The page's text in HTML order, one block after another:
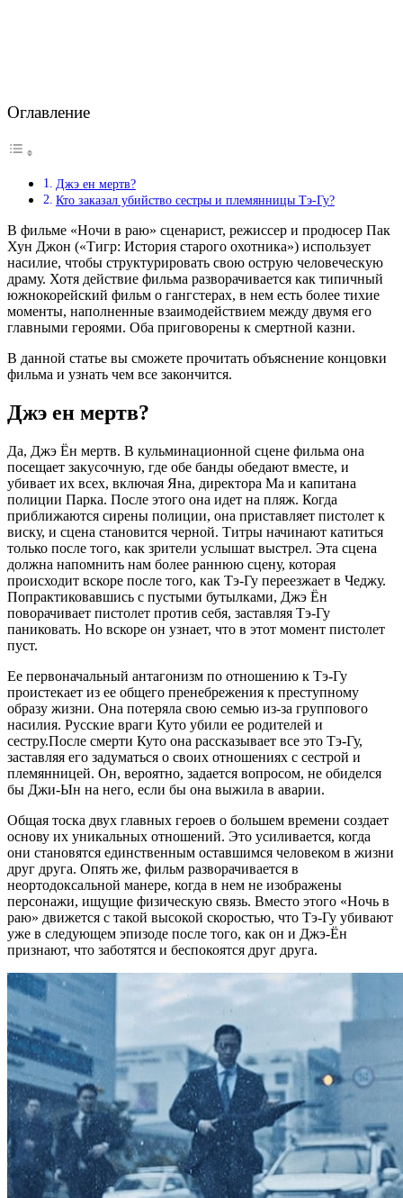
Оглавление
Джэ ен мертв?
Кто заказал убийство сестры и племянницы Тэ-Гу?
В фильме «Ночи в раю» сценарист, режиссер и продюсер Пак
Хун Джон («Тигр: История старого охотника») использует
насилие, чтобы структурировать свою острую человеческую
драму. Хотя действие фильма разворачивается как типичный
южнокорейский фильм о гангстерах, в нем есть более тихие
моменты, наполненные взаимодействием между двумя его
главными героями. Оба приговорены к смертной казни.
В данной статье вы сможете прочитать объяснение концовки
фильма и узнать чем все закончится.
Джэ ен мертв?
Да, Джэ Ён мертв. В кульминационной сцене фильма она
посещает закусочную, где обе банды обедают вместе, и
убивает их всех, включая Яна, директора Ма и капитана
полиции Парка. После этого она идет на пляж. Когда
приближаются сирены полиции, она приставляет пистолет к
виску, и сцена становится черной. Титры начинают катиться
только после того, как зрители услышат выстрел. Эта сцена
должна напомнить нам более раннюю сцену, которая
происходит вскоре после того, как Тэ-Гу переезжает в Чеджу.
Попрактиковавшись с пустыми бутылками, Джэ Ён
поворачивает пистолет против себя, заставляя Тэ-Гу
паниковать. Но вскоре он узнает, что в этот момент пистолет
пуст.
Ее первоначальный антагонизм по отношению к Тэ-Гу
проистекает из ее общего пренебрежения к преступному
образу жизни. Она потеряла свою семью из-за группового
насилия. Русские враги Куто убили ее родителей и
сестру.После смерти Куто она рассказывает все это Тэ-Гу,
заставляя его задуматься о своих отношениях с сестрой и
племянницей. Он, вероятно, задается вопросом, не обиделся
бы Джи-Ын на него, если бы она выжила в аварии.
Общая тоска двух главных героев о большем времени создает
основу их уникальных отношений. Это усиливается, когда
они становятся единственным оставшимся человеком в жизни
друг друга. Опять же, фильм разворачивается в
неортодоксальной манере, когда в нем не изображены
персонажи, ищущие физическую связь. Вместо этого «Ночь в
раю» движется с такой высокой скоростью, что Тэ-Гу убивают
уже в следующем эпизоде ​​после того, как он и Джэ-Ён
признают, что заботятся и беспокоятся друг друга.